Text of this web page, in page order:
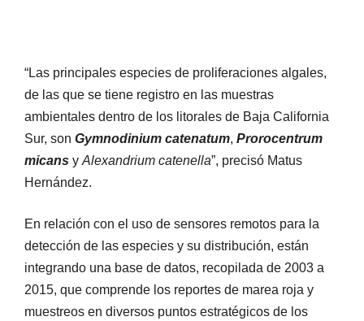
“Las principales especies de proliferaciones algales,
de las que se tiene registro en las muestras
ambientales dentro de los litorales de Baja California
Sur, son Gymnodinium catenatum, Prorocentrum
micans y Alexandrium catenella”, precisó Matus
Hernández.
En relación con el uso de sensores remotos para la
detección de las especies y su distribución, están
integrando una base de datos, recopilada de 2003 a
2015, que comprende los reportes de marea roja y
muestreos en diversos puntos estratégicos de los